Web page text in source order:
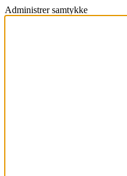
Administrer samtykke